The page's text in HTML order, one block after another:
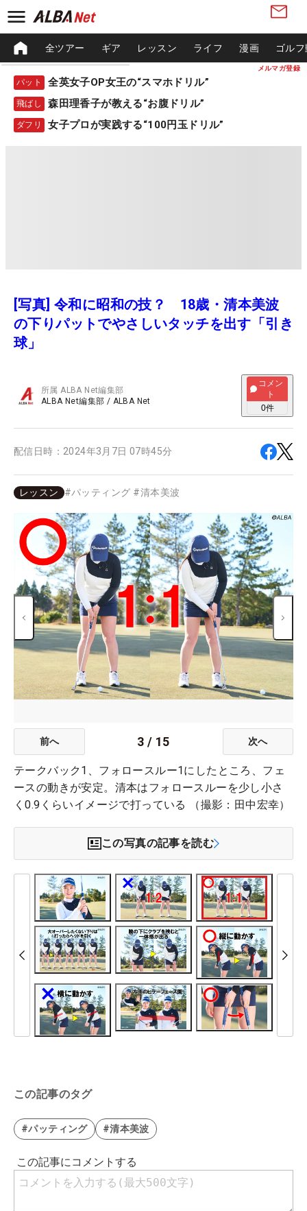
メルマガ登録
全ツアー ギア レッスン ライフ 漫画 ゴル
パット 全英女子OP女王の“スマホドリル”
飛ばし 森田理香子が教える“お腹ドリル”
ダフリ 女子プロが実践する“100円玉ドリル”
[写真] 令和に昭和の技？ 18歳・清本美波
の下りパットでやさしいタッチを出す「引き
球」
所属ALBA Net編集部
ALBA Net編集部 / ALBA Net
コメン
ト
0件
配信日時： 2024年3月7日 07時45分
レッスン #パッティング #清本美波
前へ 3 / 15 次へ
テークバック1、フォロースルー1にしたところ、フェ
ースの動きが安定。清本はフォロースルーを少し小さ
く0.9くらいイメージで打っている （撮影：田中宏幸）
この写真の記事を読む
この記事のタグ
#パッティング #清本美波